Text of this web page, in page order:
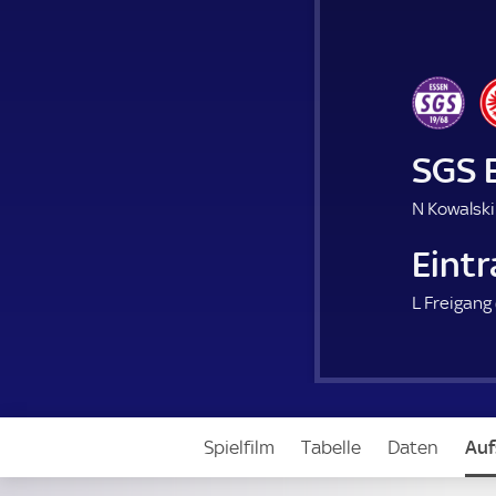
SGS
N
L Freigang
Spielfilm Tabelle Daten